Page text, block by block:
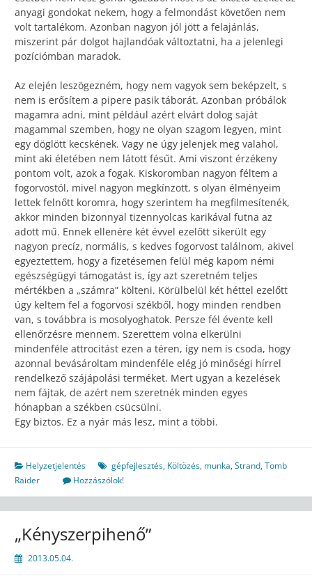
anyagi gondokat nekem, hogy a felmondást követően nem
volt tartalékom. Azonban nagyon jól jött a felajánlás,
miszerint pár dolgot hajlandóak változtatni, ha a jelenlegi
pozíciómban maradok.
Az elején leszögezném, hogy nem vagyok sem beképzelt, s
nem is erősítem a pipere pasik táborát. Azonban próbálok
magamra adni, mint például azért elvárt dolog saját
magammal szemben, hogy ne olyan szagom legyen, mint
egy döglött kecskének. Vagy ne úgy jelenjek meg valahol,
mint aki életében nem látott fésűt. Ami viszont érzékeny
pontom volt, azok a fogak. Kiskoromban nagyon féltem a
fogorvostól, mivel nagyon megkínzott, s olyan élményeim
lettek felnőtt koromra, hogy szerintem ha megfilmesítenék,
akkor minden bizonnyal tizennyolcas karikával futna az
adott mű. Ennek ellenére két évvel ezelőtt sikerült egy
nagyon precíz, normális, s kedves fogorvost találnom, akivel
egyeztettem, hogy a fizetésemen felül még kapom némi
egészségügyi támogatást is, így azt szeretném teljes
mértékben a „számra” költeni. Körülbelül két héttel ezelőtt
úgy keltem fel a fogorvosi székből, hogy minden rendben
van, s továbbra is mosolyoghatok. Persze fél évente kell
ellenőrzésre mennem. Szerettem volna elkerülni
mindenféle attrocitást ezen a téren, így nem is csoda, hogy
azonnal bevásároltam mindenféle elég jó minőségi hírrel
rendelkező szájápolási terméket. Mert ugyan a kezelések
nem fájtak, de azért nem szeretnék minden egyes
hónapban a székben csücsülni.
Egy biztos. Ez a nyár más lesz, mint a többi.
Helyzetjelentés gépfejlesztés, Költözés, munka,Strand,Tomb
Raider
Hozzászólok!
„Kényszerpihenő”
2013.05.04.